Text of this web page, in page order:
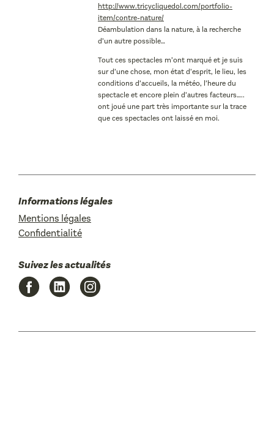
http://www.tricycliquedol.com/portfolio-
item/contre-nature/
Déambulation dans la nature, à la recherche
d’un autre possible…
Tout ces spectacles m’ont marqué et je suis
sur d’une chose, mon état d’esprit, le lieu, les
conditions d’accueils, la météo, l’heure du
spectacle et encore plein d’autres facteurs…..
ont joué une part très importante sur la trace
que ces spectacles ont laissé en moi.
Informations légales
Mentions légales
Confidentialité
Suivez les actualités